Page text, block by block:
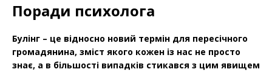
Поради психолога
Булінг – це відносно новий термін для пересічного
громадянина, зміст якого кожен із нас не просто
знає, а в більшості випадків стикався з цим явищем